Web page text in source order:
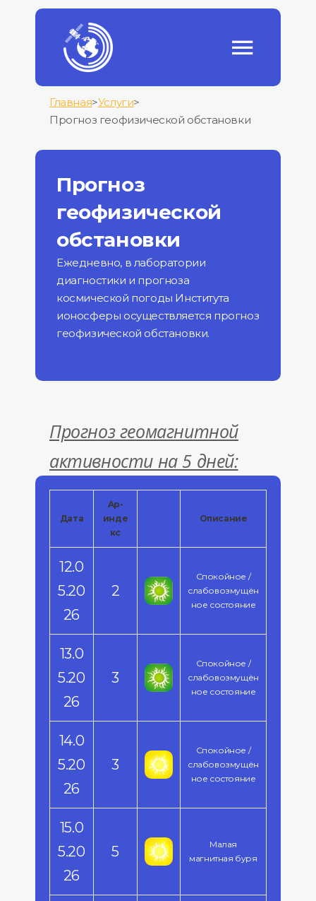
Главная>Услуги>
Прогноз геофизической обстановки
Прогноз
геофизической
обстановки
Ежедневно, в лаборатории
диагностики и прогноза
космической погоды Института
ионосферы осуществляется прогноз
геофизической обстановки.
Прогноз геомагнитной
активности на 5 дней:
Дата
Ap-
инде
кс
Описание
12.0
5.20
26
2
Спокойное /
слабовозмущён
ное состояние
13.0
5.20
26
3
Спокойное /
слабовозмущён
ное состояние
14.0
5.20
26
3
Спокойное /
слабовозмущён
ное состояние
15.0
5.20
26
5
Малая
магнитная буря